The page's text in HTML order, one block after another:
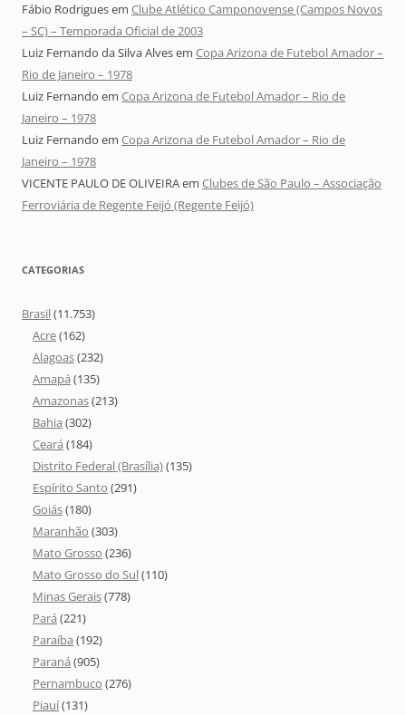
Fábio Rodriguesem Clube Atlético Camponovense (Campos Novos
– SC) – Temporada Oficial de 2003
Luiz Fernando da Silva Alvesem Copa Arizona de Futebol Amador –
Rio de Janeiro – 1978
Luiz Fernando em Copa Arizona de Futebol Amador – Rio de
Janeiro – 1978
Luiz Fernando em Copa Arizona de Futebol Amador – Rio de
Janeiro – 1978
VICENTE PAULO DE OLIVEIRAem Clubes de São Paulo – Associação
Ferroviária de Regente Feijó (Regente Feijó)
CATEGORIAS
Brasil(11.753)
Acre(162)
Alagoas(232)
Amapá (135)
Amazonas(213)
Bahia (302)
Ceará (184)
Distrito Federal (Brasília)(135)
Espírito Santo (291)
Goiás(180)
Maranhão (303)
Mato Grosso (236)
Mato Grosso do Sul(110)
Minas Gerais(778)
Pará (221)
Paraíba (192)
Paraná (905)
Pernambuco (276)
Piauí(131)